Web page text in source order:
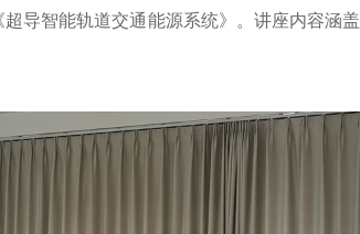
导智能轨道交通能源系统》。讲座内容涵盖